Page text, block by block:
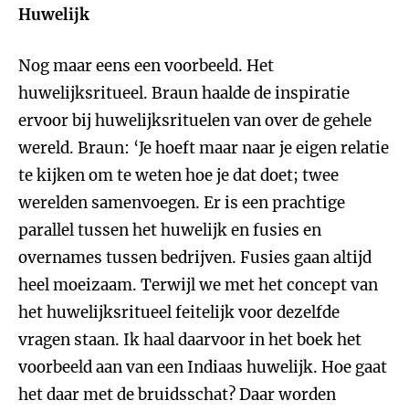
Huwelijk
Nog maar eens een voorbeeld. Het
huwelijksritueel. Braun haalde de inspiratie
ervoor bij huwelijksrituelen van over de gehele
wereld. Braun: ‘Je hoeft maar naar je eigen relatie
te kijken om te weten hoe je dat doet; twee
werelden samenvoegen. Er is een prachtige
parallel tussen het huwelijk en fusies en
overnames tussen bedrijven. Fusies gaan altijd
heel moeizaam. Terwijl we met het concept van
het huwelijksritueel feitelijk voor dezelfde
vragen staan. Ik haal daarvoor in het boek het
voorbeeld aan van een Indiaas huwelijk. Hoe gaat
het daar met de bruidsschat? Daar worden